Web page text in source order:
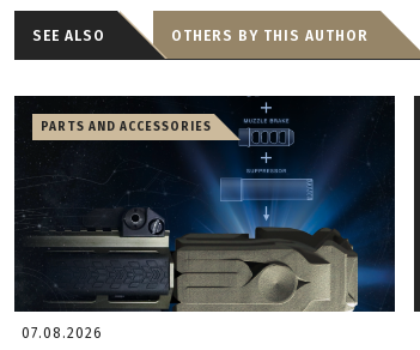
SEE ALSO OTHERS BY THIS AUTHOR
PARTS AND ACCESSORIES
07.08.2026